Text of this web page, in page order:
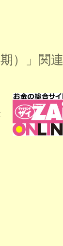
）」関連